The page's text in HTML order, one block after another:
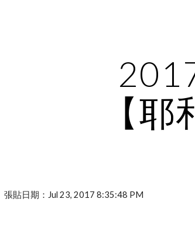
【
張貼日期：Jul 23, 2017 8:35:48 PM